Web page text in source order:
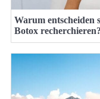
Warum entscheiden
Botox recherchieren?